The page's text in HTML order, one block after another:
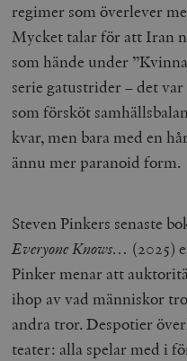
regimer som överlever
Mycket talar för att Iran
som hände under
serie gatustrider – det
som försköt
kvar, men bara med en
ännu mer paranoid form.
Steven Pinkers senaste
Everyone Knows… (2025)
Pinker menar att
ihop av vad människor
andra tror. Despotier
teater: alla spelar med i